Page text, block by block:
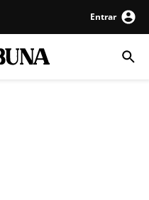
Entrar